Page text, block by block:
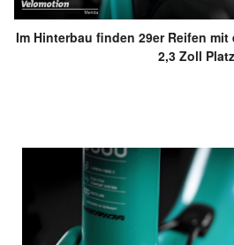
Im Hinterbau finden 29er Reifen
2,3 Zoll